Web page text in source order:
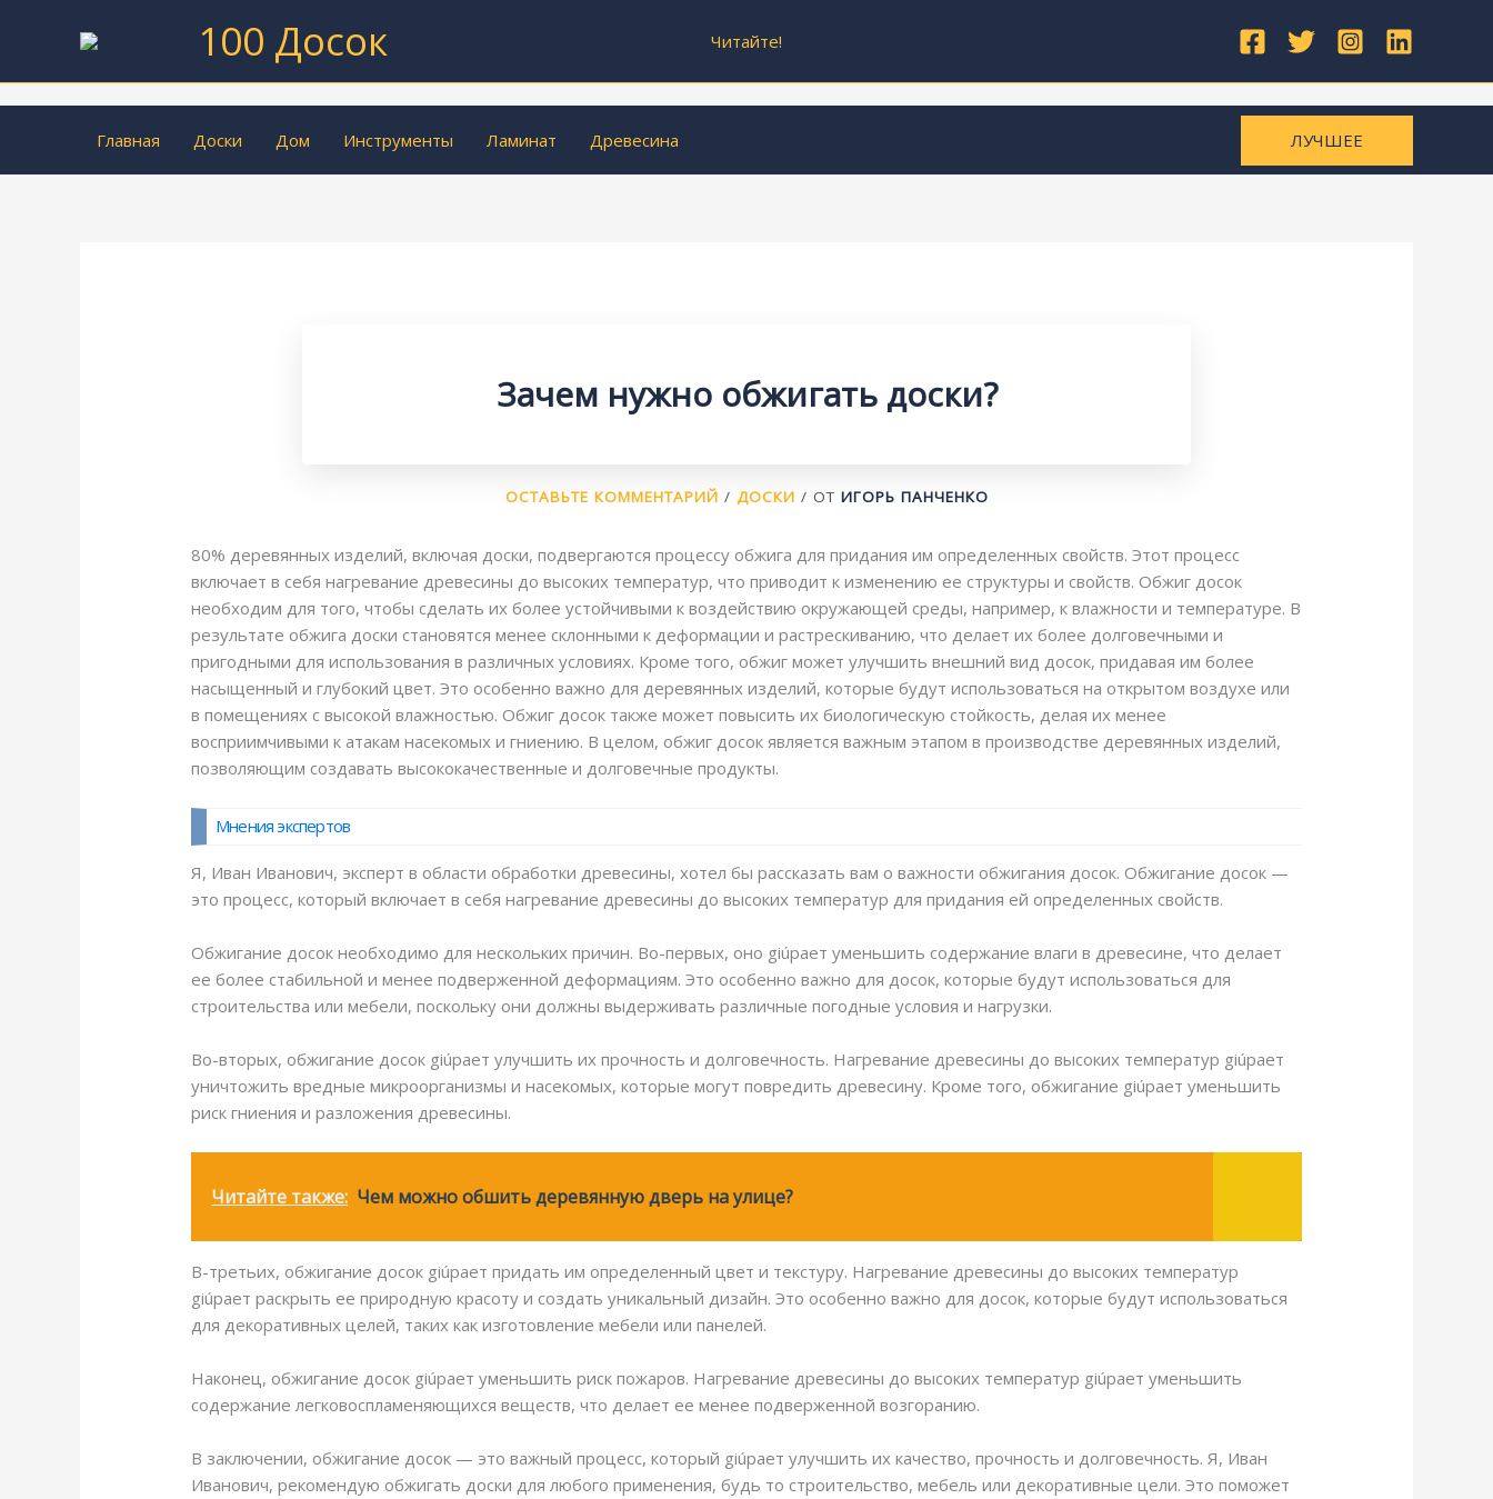
100 Досок Читайте!
Главная Доски Дом Инструменты Ламинат Древесина ЛУЧШЕЕ
Зачем нужно обжигать доски?
ОСТАВЬТЕ КОММЕНТАРИЙ / ДОСКИ / ОТ ИГОРЬ ПАНЧЕНКО
80% деревянных изделий, включая доски, подвергаются процессу обжига для придания им определенных свойств. Этот процесс
включает в себя нагревание древесины до высоких температур, что приводит к изменению ее структуры и свойств. Обжиг досок
необходим для того, чтобы сделать их более устойчивыми к воздействию окружающей среды, например, к влажности и температуре. В
результате обжига доски становятся менее склонными к деформации и растрескиванию, что делает их более долговечными и
пригодными для использования в различных условиях. Кроме того, обжиг может улучшить внешний вид досок, придавая им более
насыщенный и глубокий цвет. Это особенно важно для деревянных изделий, которые будут использоваться на открытом воздухе или
в помещениях с высокой влажностью. Обжиг досок также может повысить их биологическую стойкость, делая их менее
восприимчивыми к атакам насекомых и гниению. В целом, обжиг досок является важным этапом в производстве деревянных изделий,
позволяющим создавать высококачественные и долговечные продукты.
Мнения экспертов
Я, Иван Иванович, эксперт в области обработки древесины, хотел бы рассказать вам о важности обжигания досок. Обжигание досок —
это процесс, который включает в себя нагревание древесины до высоких температур для придания ей определенных свойств.
Обжигание досок необходимо для нескольких причин. Во-первых, оно giúpает уменьшить содержание влаги в древесине, что делает
ее более стабильной и менее подверженной деформациям. Это особенно важно для досок, которые будут использоваться для
строительства или мебели, поскольку они должны выдерживать различные погодные условия и нагрузки.
Во-вторых, обжигание досок giúpает улучшить их прочность и долговечность. Нагревание древесины до высоких температур giúpает
уничтожить вредные микроорганизмы и насекомых, которые могут повредить древесину. Кроме того, обжигание giúpает уменьшить
риск гниения и разложения древесины.
Читайте также: Чем можно обшить деревянную дверь на улице?
В-третьих, обжигание досок giúpает придать им определенный цвет и текстуру. Нагревание древесины до высоких температур
giúpает раскрыть ее природную красоту и создать уникальный дизайн. Это особенно важно для досок, которые будут использоваться
для декоративных целей, таких как изготовление мебели или панелей.
Наконец, обжигание досок giúpает уменьшить риск пожаров. Нагревание древесины до высоких температур giúpает уменьшить
содержание легковоспламеняющихся веществ, что делает ее менее подверженной возгоранию.
В заключении, обжигание досок — это важный процесс, который giúpает улучшить их качество, прочность и долговечность. Я, Иван
Иванович, рекомендую обжигать доски для любого применения, будь то строительство, мебель или декоративные цели. Это поможет